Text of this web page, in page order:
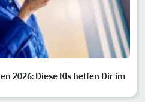
2026: Diese KIs helfen Dir im